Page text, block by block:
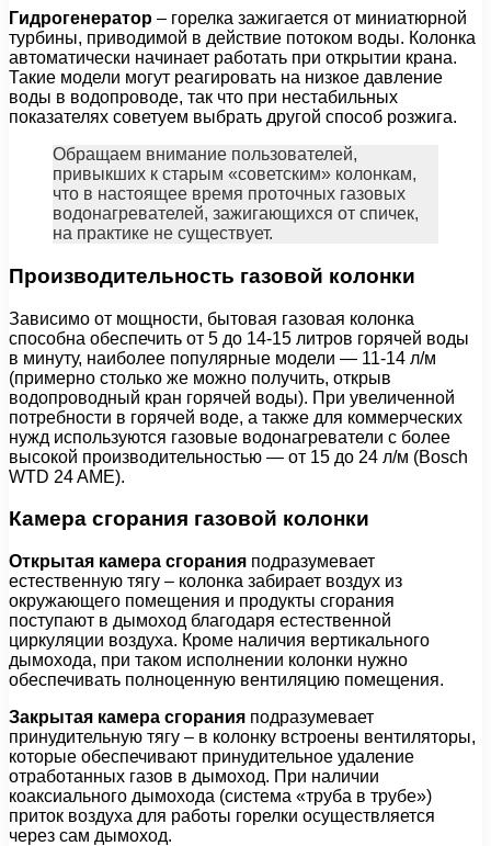
Гидрогенератор – горелка зажигается от миниатюрной
турбины, приводимой в действие потоком воды. Колонка
автоматически начинает работать при открытии крана.
Такие модели могут реагировать на низкое давление
воды в водопроводе, так что при нестабильных
показателях советуем выбрать другой способ розжига.
Обращаем внимание пользователей,
привыкших к старым «советским» колонкам,
что в настоящее время проточных газовых
водонагревателей, зажигающихся от спичек,
на практике не существует.
Производительность газовой колонки
Зависимо от мощности, бытовая газовая колонка
способна обеспечить от 5 до 14-15 литров горячей воды
в минуту, наиболее популярные модели — 11-14 л/м
(примерно столько же можно получить, открыв
водопроводный кран горячей воды). При увеличенной
потребности в горячей воде, а также для коммерческих
нужд используются газовые водонагреватели с более
высокой производительностью — от 15 до 24 л/м (Bosch
WTD 24 AME).
Камера сгорания газовой колонки
Открытая камера сгорания подразумевает
естественную тягу – колонка забирает воздух из
окружающего помещения и продукты сгорания
поступают в дымоход благодаря естественной
циркуляции воздуха. Кроме наличия вертикального
дымохода, при таком исполнении колонки нужно
обеспечивать полноценную вентиляцию помещения.
Закрытая камера сгорания подразумевает
принудительную тягу – в колонку встроены вентиляторы,
которые обеспечивают принудительное удаление
отработанных газов в дымоход. При наличии
коаксиального дымохода (система «труба в трубе»)
приток воздуха для работы горелки осуществляется
через сам дымоход.